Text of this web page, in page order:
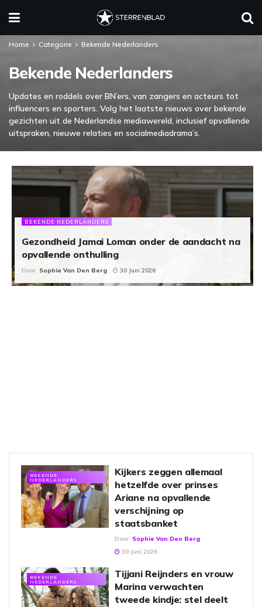
Home Categorie Bekende Nederlanders
Bekende Nederlanders
Updates en roddels over BN’ers, van zangers en acteurs tot
influencers en sporters. Volg het laatste nieuws over bekende
gezichten uit de Nederlandse mediawereld, inclusief opvallende
uitspraken, nieuwe relaties en socialmediadrama’s.
BEKENDE NEDERLANDERS
Gezondheid Jamai Loman onder de aandacht na
opvallende onthulling
Door Sophie Van Den Berg 30 Juni 2026
BEKENDE
NEDERLANDERS
Kijkers zeggen allemaal
hetzelfde over prinses
Ariane na opvallende
verschijning op
staatsbanket
Door Sophie Van Den Berg
30 Juni 2026
BEKENDE
NEDERLANDERS
Tijjani Reijnders en vrouw
Marina verwachten
tweede kindje: stel deelt